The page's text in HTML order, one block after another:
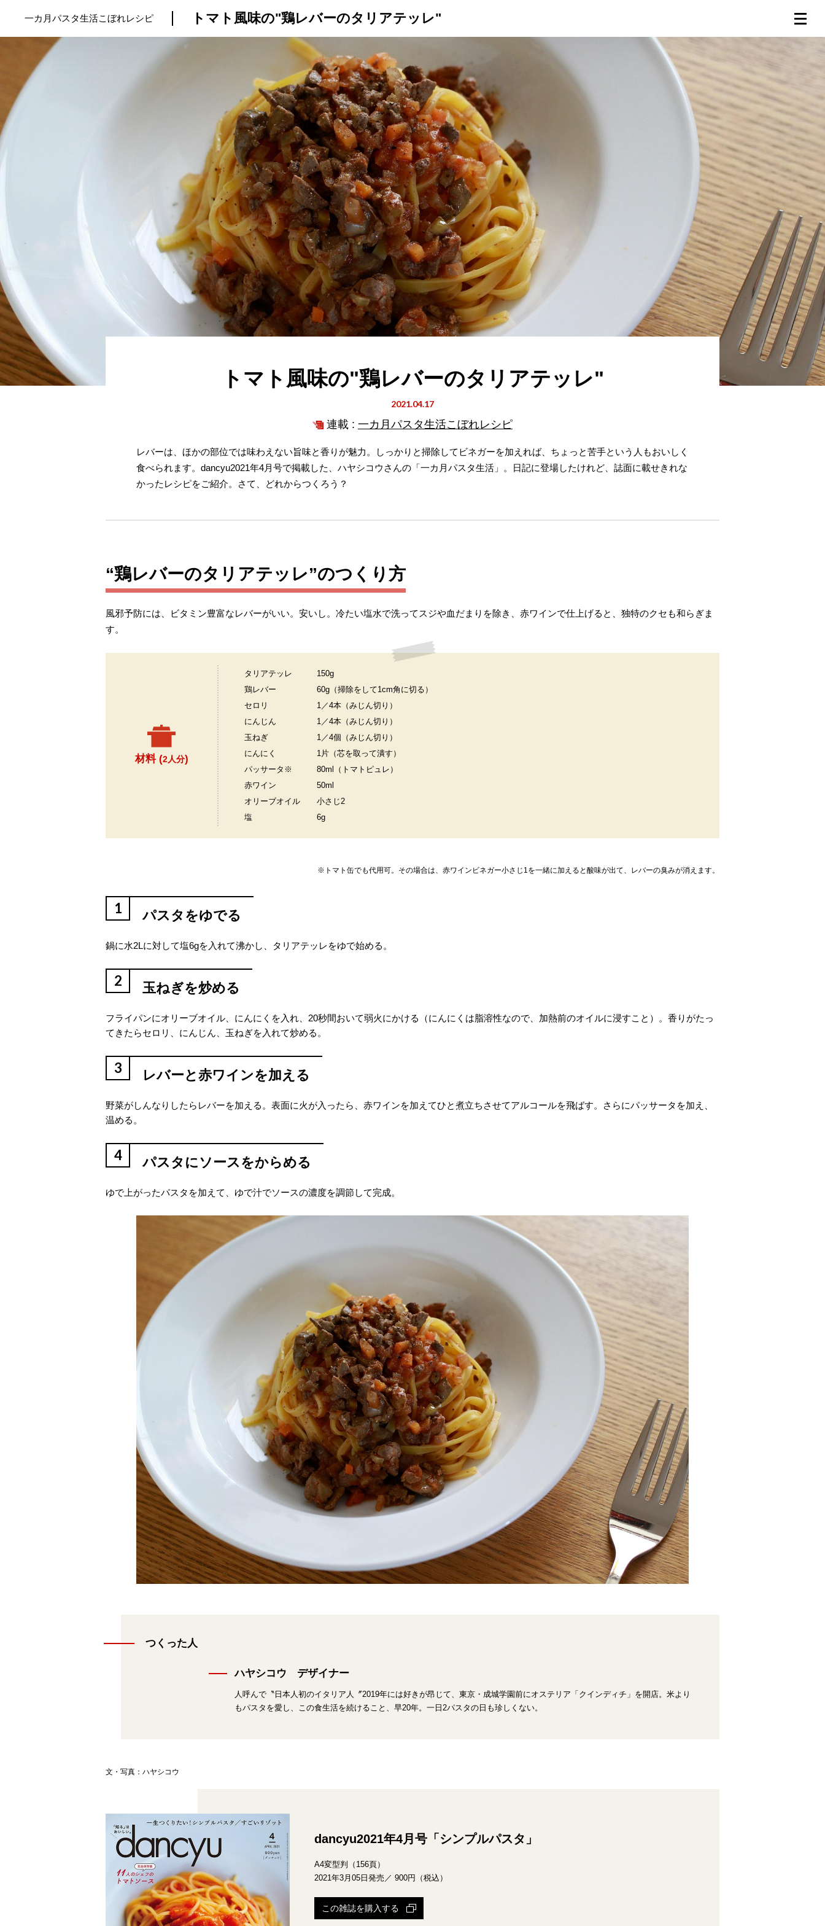
トップ プロが教えるレシピ 厳選！店探し
一カ月パスタ生活こぼれレシピ トマト風味の"鶏レバーのタリアテッレ"
トマト風味の"鶏レバーのタリアテッレ"
2021.04.17
連載 : 一カ月パスタ生活こぼれレシピ
レバーは、ほかの部位では味わえない旨味と香りが魅力。しっかりと掃除してビネガーを加えれば、ちょっと苦手という人もおいしく
食べられます。dancyu2021年4月号で掲載した、ハヤシコウさんの「一カ月パスタ生活」。日記に登場したけれど、誌面に載せきれな
かったレシピをご紹介。さて、どれからつくろう？
“鶏レバーのタリアテッレ”のつくり方
風邪予防には、ビタミン豊富なレバーがいい。安いし。冷たい塩水で洗ってスジや血だまりを除き、赤ワインで仕上げると、独特のクセも和らぎま
す。
材料 (2人分)
タリアテッレ
150g
鶏レバー
60g（掃除をして1cm角に切る）
セロリ
1／4本（みじん切り）
にんじん
1／4本（みじん切り）
玉ねぎ
1／4個（みじん切り）
にんにく
1片（芯を取って潰す）
パッサータ※
80ml（トマトピュレ）
赤ワイン
50ml
オリーブオイル
小さじ2
塩
6g
※トマト缶でも代用可。その場合は、赤ワインビネガー小さじ1を一緒に加えると酸味が出て、レバーの臭みが消えます。
1 パスタをゆでる
鍋に水2Lに対して塩6gを入れて沸かし、タリアテッレをゆで始める。
2 玉ねぎを炒める
フライパンにオリーブオイル、にんにくを入れ、20秒間おいて弱火にかける（にんにくは脂溶性なので、加熱前のオイルに浸すこと）。香りがたっ
てきたらセロリ、にんじん、玉ねぎを入れて炒める。
3 レバーと赤ワインを加える
野菜がしんなりしたらレバーを加える。表面に火が入ったら、赤ワインを加えてひと煮立ちさせてアルコールを飛ばす。さらにパッサータを加え、
温める。
4 パスタにソースをからめる
ゆで上がったパスタを加えて、ゆで汁でソースの濃度を調節して完成。
つくった人
ハヤシコウ デザイナー
人呼んで〝日本人初のイタリア人〞2019年には好きが昂じて、東京・成城学園前にオステリア「クインディチ」を開店。米より
もパスタを愛し、この食生活を続けること、早20年。一日2パスタの日も珍しくない。
文・写真：ハヤシコウ
dancyu2021年4月号「シンプルパスタ」
A4変型判（156頁）
2021年3月05日発売／ 900円（税込）
この雑誌を購入する